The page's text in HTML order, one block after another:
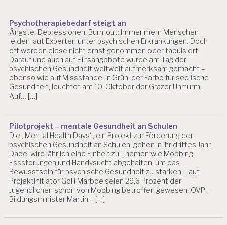
Psychotherapiebedarf steigt an
Ängste, Depressionen, Burn-out: Immer mehr Menschen
leiden laut Experten unter psychischen Erkrankungen. Doch
oft werden diese nicht ernst genommen oder tabuisiert.
Darauf und auch auf Hilfsangebote wurde am Tag der
psychischen Gesundheit weltweit aufmerksam gemacht –
ebenso wie auf Missstände. In Grün, der Farbe für seelische
Gesundheit, leuchtet am 10. Oktober der Grazer Uhrturm.
Auf… […]
Pilotprojekt – mentale Gesundheit an Schulen
Die „Mental Health Days“, ein Projekt zur Förderung der
psychischen Gesundheit an Schulen, gehen in ihr drittes Jahr.
Dabei wird jährlich eine Einheit zu Themen wie Mobbing,
Essstörungen und Handysucht abgehalten, um das
Bewusstsein für psychische Gesundheit zu stärken. Laut
Projektinitiator Golli Marboe seien 29,6 Prozent der
Jugendlichen schon von Mobbing betroffen gewesen. ÖVP-
Bildungsminister Martin… […]